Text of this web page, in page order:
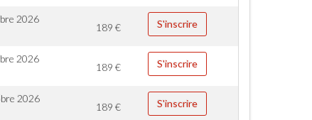
2026
189€ S'inscrire
2026
189€ S'inscrire
2026
189€ S'inscrire